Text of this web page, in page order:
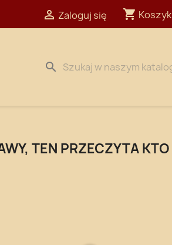
 Zaloguj się shopping_cart Koszyk
search
TEN PRZECZYTA KTO